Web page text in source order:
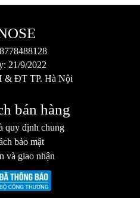
21/9/2022
& ĐT TP. Hà Nội
bán hàng
quy định chung
bảo mật
và giao nhận